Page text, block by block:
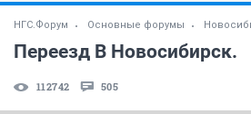
НГС.Форум Основные форумы
Переезд В Новосибирск.
112742 505